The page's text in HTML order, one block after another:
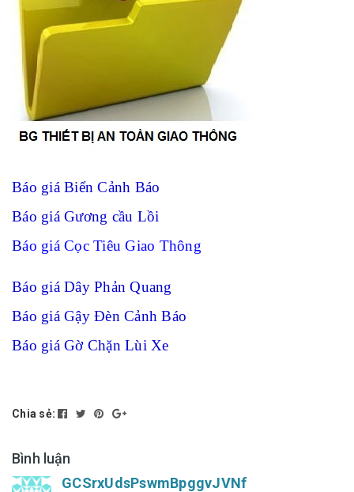
Báo giá Biển Cảnh Báo
Báo giá Gương cầu Lồi
Báo giá Cọc Tiêu Giao Thông
Báo giá Dây Phản Quang
Báo giá Gậy Đèn Cảnh Báo
Báo giá Gờ Chặn Lùi Xe
Chia sẻ:
Bình luận
GCSrxUdsPswmBpggvJVNf